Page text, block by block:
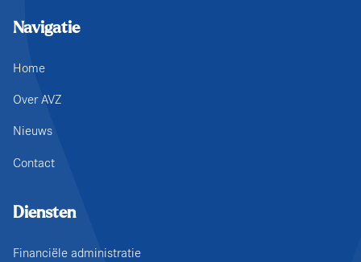
Navigatie
Home
Over AVZ
Nieuws
Contact
Diensten
Financiële administratie